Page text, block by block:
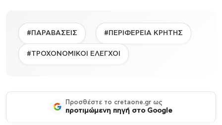
#ΠΑΡΑΒΑΣΕΙΣ #ΠΕΡΙΦΕΡΕΙΑ ΚΡΗΤΗΣ
#ΤΡΟΧΟΝΟΜΙΚΟΙ ΕΛΕΓΧΟΙ
Προσθέστε το cretaone.gr ως
προτιμώμενη πηγή στο Google